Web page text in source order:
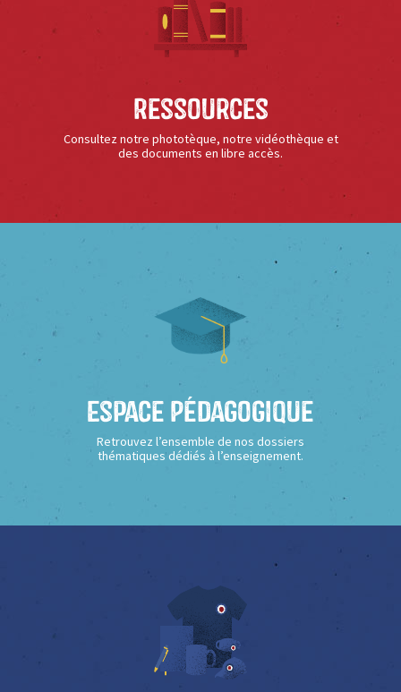
Ressources
Consultez notre phototèque, notre vidéothèque et
des documents en libre accès.
Espace Pédagogique
Retrouvez l’ensemble de nos dossiers
thématiques dédiés à l’enseignement.